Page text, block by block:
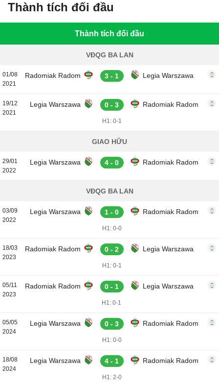
Thành tích đối đầu
Thành tích đối đầu
VĐQG BA LAN
01/08
2021
Radomiak Radom 3 - 1 Legia Warszawa
19/12
2021
Legia Warszawa 0 - 3 Radomiak Radom
H1: 0-1
GIAO HỮU
29/01
2022
Legia Warszawa 4 - 0 Radomiak Radom
VĐQG BA LAN
03/09
2022
Legia Warszawa 1 - 0 Radomiak Radom
H1: 0-0
18/03
2023
Radomiak Radom 0 - 2 Legia Warszawa
H1: 0-1
05/11
2023
Radomiak Radom 0 - 1 Legia Warszawa
H1: 0-1
05/05
2024
Legia Warszawa 0 - 3 Radomiak Radom
H1: 0-0
18/08
2024
Legia Warszawa 4 - 1 Radomiak Radom
H1: 2-0